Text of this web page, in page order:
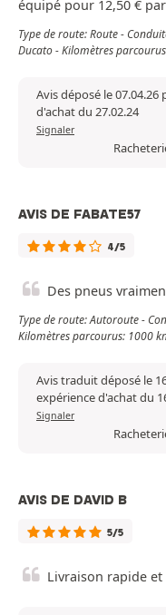
équipé pour 12,50 €
Type de route: Route -
Ducato - Kilomètres
Avis déposé le
d'achat du 27.02.24
Signaler
AVIS DE FABATE57
4/5
Des pneus
Type de route: Autoroute -
Kilomètres parcourus: 1000
Avis traduit déposé le
expérience d'achat du
Signaler
AVIS DE DAVID B
5/5
Livraison rapide